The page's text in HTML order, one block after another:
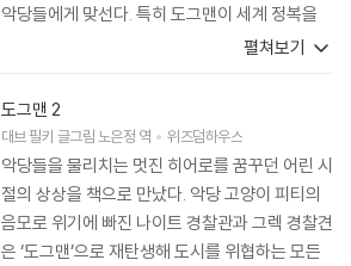
악당들에게 맞선다. 특히 도그맨이 세계 정복을
꿈꾸는 피티를 잡기 위해 벌이는 우당탕탕 범죄
위해 노력하는 경찰들의 일상을 자연스럽게 보여
주는 것 같아 현직 수사 형사로서 도그맨을 저절
로 응원하게 된다. 『도그맨』은 아이들에게 무한한
상상력과 책 읽기의 즐거움을 선사하는 재밌는 책
일 뿐 아니라 정의와 불의가 무엇인지를 자연스럽
게 알려 주는 가치 있는 책이라 생각한다.
펼쳐보기
도그맨 2
대브 필키 글그림 노은정 역 위즈덤하우스
악당들을 물리치는 멋진 히어로를 꿈꾸던 어린 시
절의 상상을 책으로 만났다. 악당 고양이 피티의
음모로 위기에 빠진 나이트 경찰관과 그렉 경찰견
은 ‘도그맨’으로 재탄생해 도시를 위협하는 모든